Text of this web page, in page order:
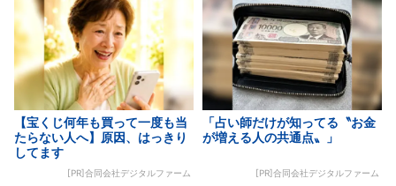
【宝くじ何年も買って一度も当
たらない人へ】原因、はっきり
してます
[PR]合同会社デジタルファーム
「占い師だけが知ってる〝お金
が増える人の共通点〟」
[PR]合同会社デジタルファーム